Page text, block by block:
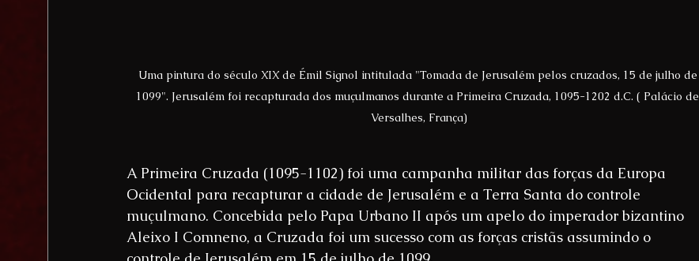
Uma pintura do século XIX de Émil Signol intitulada "Tomada de Jerusalém pelos cruzados, 15 de julho de
1099". Jerusalém foi recapturada dos muçulmanos durante a Primeira Cruzada, 1095-1202 d.C. ( Palácio de
Versalhes, França)
A Primeira Cruzada (1095-1102) foi uma campanha militar das forças da Europa
Ocidental para recapturar a cidade de Jerusalém e a Terra Santa do controle
muçulmano. Concebida pelo Papa Urbano II após um apelo do imperador bizantino
Aleixo I Comneno, a Cruzada foi um sucesso com as forças cristãs assumindo o